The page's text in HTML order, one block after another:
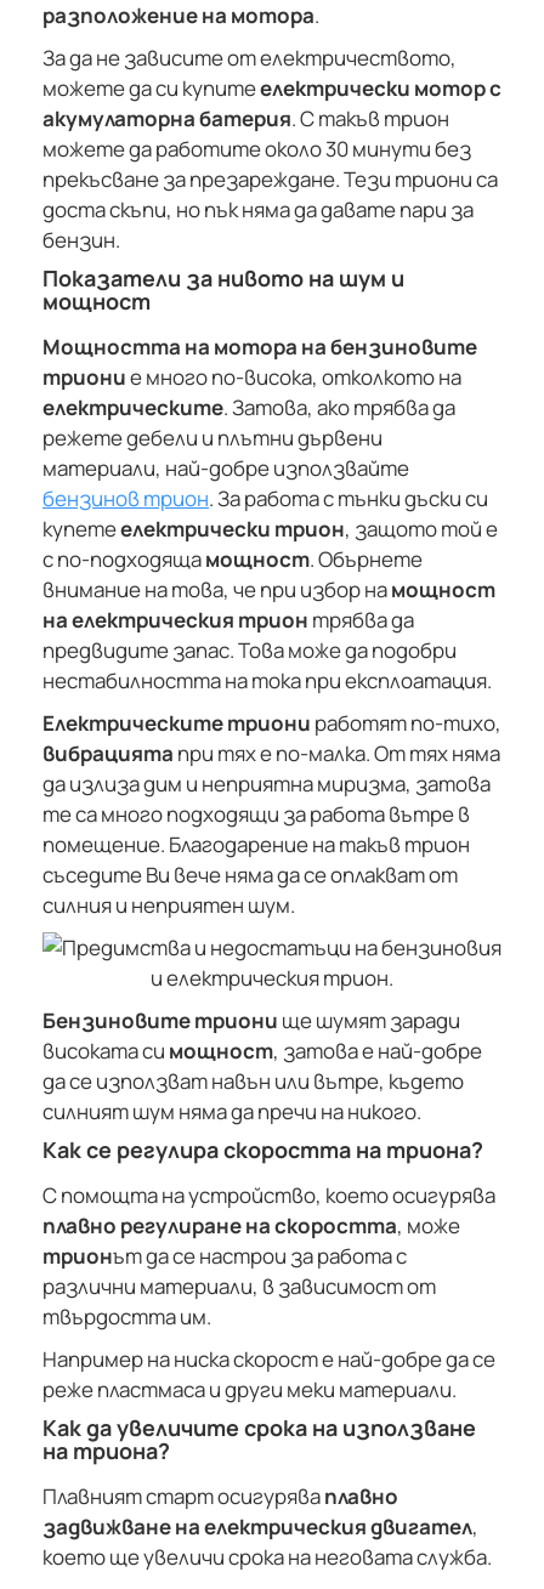
разположение на мотора.
За да не зависите от електричеството,
можете да си купитеелектрически мотор с
акумулаторна батерия. С такъв трион
можете да работите около 30 минути без
прекъсване за презареждане. Тези триони са
доста скъпи, но пък няма да давате пари за
бензин.
Показатели за нивото на шум и
мощност
Мощността на мотора на бензиновите
трионие много по-висока, отколкото на
електрическите. Затова, ако трябва да
режете дебели и плътни дървени
материали, най-добре използвайте
бензинов трион. За работа с тънки дъски си
купетеелектрически трион, защото той е
с по-подходящамощност. Обърнете
внимание на това, че при избор намощност
на електрическия трион трябва да
предвидите запас. Това може да подобри
нестабилността на тока при експлоатация.
Електрическите триони работят по-тихо,
вибрацията при тях е по-малка. От тях няма
да излиза дим и неприятна миризма, затова
те са много подходящи за работа вътре в
помещение. Благодарение на такъв трион
съседите Ви вече няма да се оплакват от
силния и неприятен шум.
Бензиновите триони ще шумят заради
високата си мощност, затова е най-добре
да се използват навън или вътре, където
силният шум няма да пречи на никого.
Как се регулира скоростта на триона?
С помощта на устройство, което осигурява
плавно регулиране на скоростта, може
трионът да се настрои за работа с
различни материали, в зависимост от
твърдостта им.
Например на ниска скорост е най-добре да се
реже пластмаса и други меки материали.
Как да увеличите срока на използване
на триона?
Плавният старт осигуряваплавно
задвижване на електрическия двигател,
което ще увеличи срока на неговата служба.